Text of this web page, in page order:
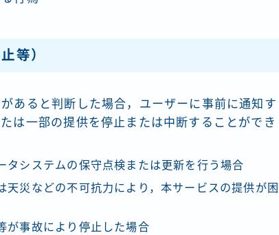
等）
あると判断した場合，ユーザーに事前に通知す
は一部の提供を停止または中断することができ
タシステムの保守点検または更新を行う場合
天災などの不可抗力により，本サービスの提供が困
が事故により停止した場合